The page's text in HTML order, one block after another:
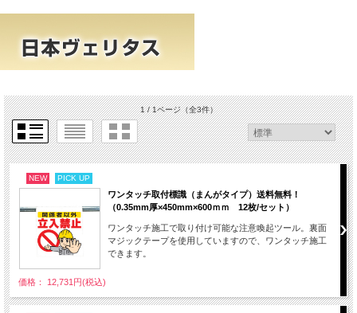
1 / 1ページ（全3件）
NEW PICK UP
ワンタッチ取付標識（まんがタイプ）送料無料！
（0.35mm厚×450mm×600ｍｍ 12枚/セット）
ワンタッチ施工で取り付け可能な注意喚起ツール。裏面
マジックテープを使用していますので、ワンタッチ施工
できます。
価格： 12,731円(税込)